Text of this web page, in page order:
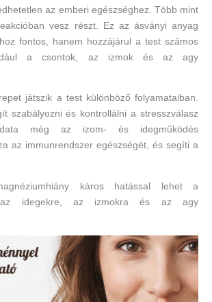
az emberi egészséghez. Több mint
vesz részt. Ez az ásványi anyag
fontos, hanem hozzájárul a test számos
a csontok, az izmok és az agy
játszik a test különböző folyamataiban.
szabályozni és kontrollálni a stresszválasz
még az izom- és idegműködés
az immunrendszer egészségét, és segíti a
káros hatással lehet a
az idegekre, az izmokra és az agy